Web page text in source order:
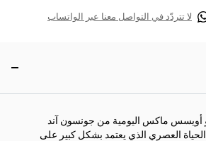
لا تتردّد في التواصل معنا عبر الواتساب
ماكس اليومية من جونسون آند
العصري الذي يعتمد بشكل كبير على